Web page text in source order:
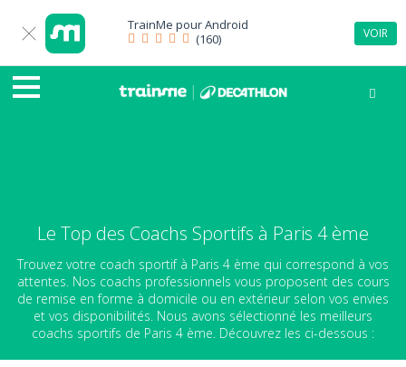
TrainMe pourAndroid
(160)
VOIR
Le Top des Coachs Sportifs à Paris 4 ème
Trouvez votre coach sportif à Paris 4 ème qui correspond à vos
attentes. Nos coachs professionnels vous proposent des cours
de remise en forme à domicile ou en extérieur selon vos envies
et vos disponibilités. Nous avons sélectionné les meilleurs
coachs sportifs de Paris 4 ème. Découvrez les ci-dessous :